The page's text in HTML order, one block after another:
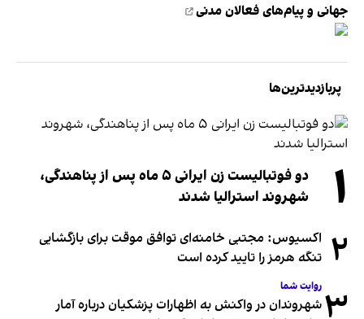
جهانی و پیام‌های فعالان مدنی
پربازدیدترین‌ها
۱
دو فوتبالیست زن ایرانی ۵ ماه پس از پناهندگی،
شهروند استرالیا شدند
۲ اکسیوس: مجتبی خامنه‌ای توافق موقت برای بازگشایی
تنگه هرمز را تایید کرده است
۳ روایت شما
شهروندان در واکنش به اظهارات پزشکیان درباره آمار